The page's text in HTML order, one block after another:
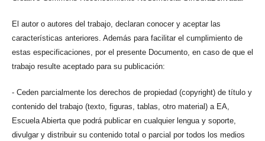
El autor o autores del trabajo, declaran conocer y aceptar las
características anteriores. Además para facilitar el cumplimiento de
estas especificaciones, por el presente Documento, en caso de que el
trabajo resulte aceptado para su publicación:
- Ceden parcialmente los derechos de propiedad (copyright) de título y
contenido del trabajo (texto, figuras, tablas, otro material) a EA,
Escuela Abierta que podrá publicar en cualquier lengua y soporte,
divulgar y distribuir su contenido total o parcial por todos los medios